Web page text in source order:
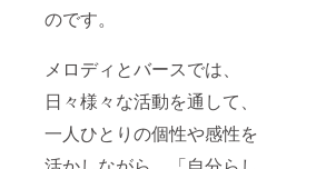
のです。
メロディとバースでは、
日々様々な活動を通して、
一人ひとりの個性や感性を